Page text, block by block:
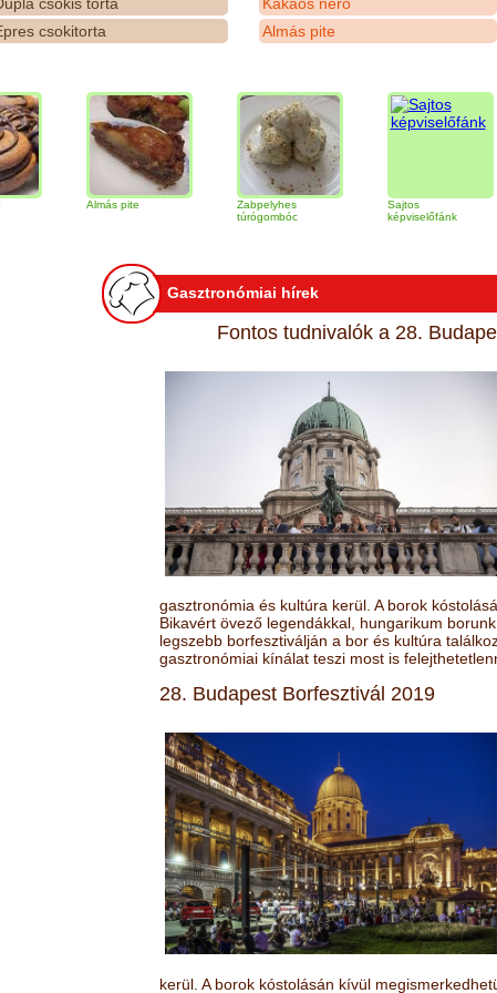
csokitorta
Almás pite
Almás pite
Zabpelyhes
túrógombóc
képviselőfánk
Gasztronómiai hírek
Fontos tudnivalók a 28.
gasztronómia és kultúra kerül. A borok
Bikavért övező legendákkal, hungarikum
legszebb borfesztiválján a bor és kultúra
gasztronómiai kínálat teszi most is
28. Budapest Borfesztivál 2019
kerül. A borok kóstolásán kívül